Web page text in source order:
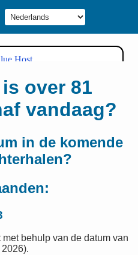
over 81
vandaag?
in de komende
behulp van de datum van